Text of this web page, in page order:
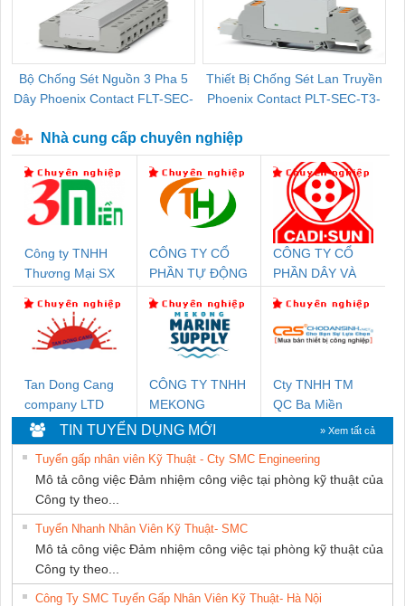
Bộ Chống Sét Nguồn 3 Pha 5
Dây Phoenix Contact FLT-SEC-
Thiết Bị Chống Sét Lan Truyền
Phoenix Contact PLT-SEC-T3-
Nhà cung cấp chuyên nghiệp
Công ty TNHH
Thương Mại SX
CÔNG TY CỔ
PHẦN TỰ ĐỘNG
CÔNG TY CỔ
PHẦN DÂY VÀ
THƯỢNG ĐÌNH
Tan Dong Cang
company LTD
CÔNG TY TNHH
MEKONG
MARINE
SUPPLY
Cty TNHH TM
QC Ba Miền
TIN TUYỂN DỤNG MỚI » Xem tất cả
Tuyển gấp nhân viên Kỹ Thuật - Cty SMC Engineering
Mô tả công việc Đảm nhiệm công việc tại phòng kỹ thuật của
Công ty theo...
Tuyển Nhanh Nhân Viên Kỹ Thuật- SMC
Mô tả công việc Đảm nhiệm công việc tại phòng kỹ thuật của
Công ty theo...
Công Ty SMC Tuyển Gấp Nhân Viên Kỹ Thuật- Hà Nội